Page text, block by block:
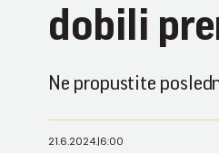
dobili
Ne propustite
21.6.2024.|6:00